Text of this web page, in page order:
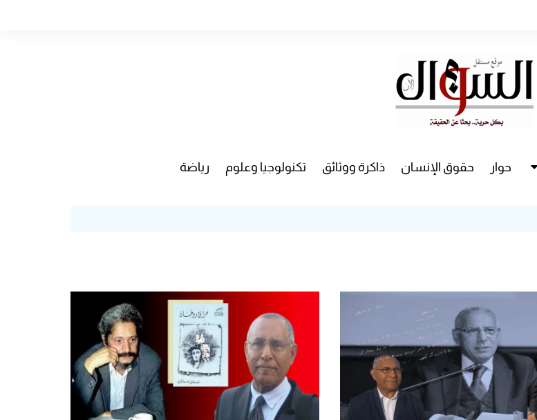
حوار حقوق الإنسان ذاكرة ووثائق تكنولوجيا وعلوم رياضة